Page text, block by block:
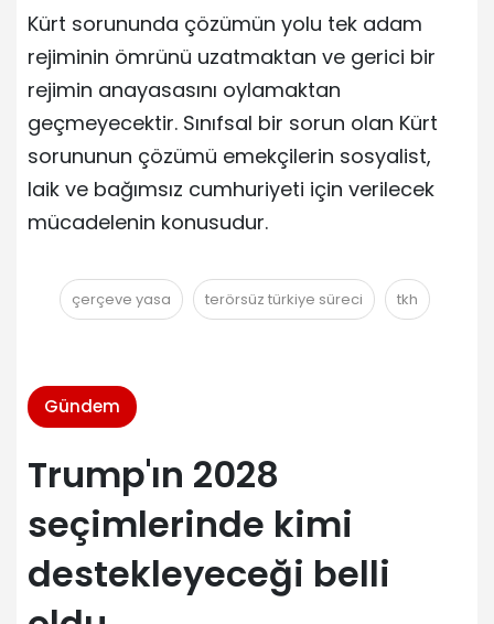
Kürt sorununda çözümün yolu tek adam
rejiminin ömrünü uzatmaktan ve gerici bir
rejimin anayasasını oylamaktan
geçmeyecektir. Sınıfsal bir sorun olan Kürt
sorununun çözümü emekçilerin sosyalist,
laik ve bağımsız cumhuriyeti için verilecek
mücadelenin konusudur.
çerçeve yasa terörsüz türkiye süreci tkh
Gündem
Trump'ın 2028
seçimlerinde kimi
destekleyeceği belli